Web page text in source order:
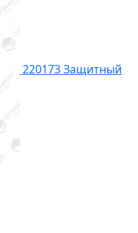
220173 Защитный